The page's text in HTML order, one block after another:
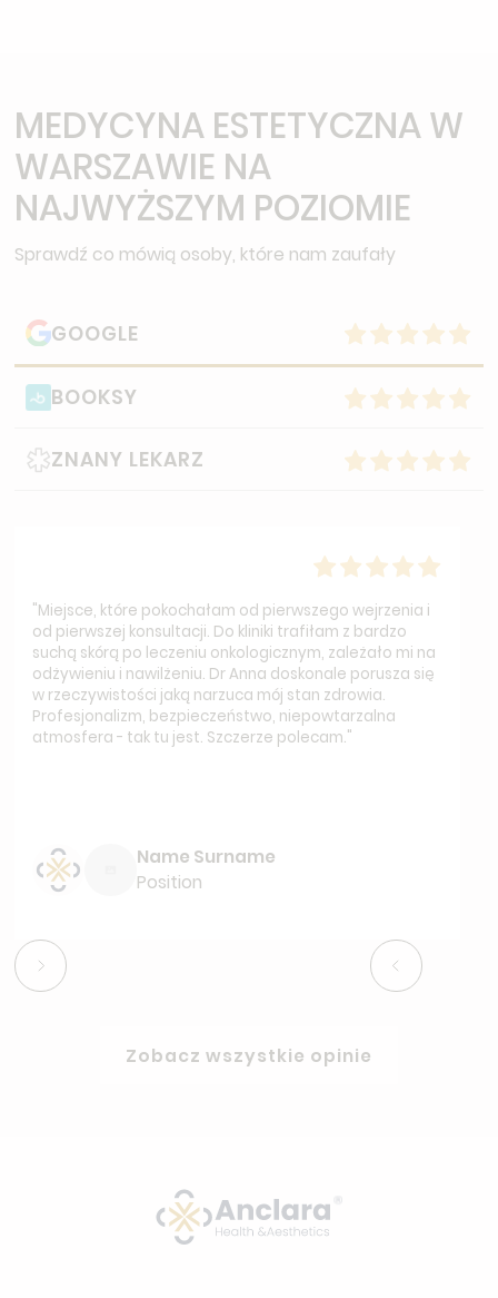
MEDYCYNA ESTETYCZNA W
WARSZAWIE NA
NAJWYŻSZYM POZIOMIE
Sprawdź co mówią osoby, które nam zaufały
GOOGLE
BOOKSY
ZNANY LEKARZ
"Miejsce, które pokochałam od pierwszego wejrzenia i
od pierwszej konsultacji. Do kliniki trafiłam z bardzo
suchą skórą po leczeniu onkologicznym, zależało mi na
odżywieniu i nawilżeniu. Dr Anna doskonale porusza się
w rzeczywistości jaką narzuca mój stan zdrowia.
Profesjonalizm, bezpieczeństwo, niepowtarzalna
atmosfera - tak tu jest. Szczerze polecam."
Name Surname
Position
Zobacz wszystkie opinie